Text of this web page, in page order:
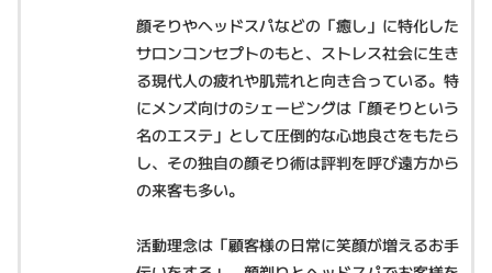
顔そりやヘッドスパなどの「癒し」に特化した
サロンコンセプトのもと、ストレス社会に生き
る現代人の疲れや肌荒れと向き合っている。特
にメンズ向けのシェービングは「顔そりという
名のエステ」として圧倒的な心地良さをもたら
し、その独自の顔そり術は評判を呼び遠方から
の来客も多い。
活動理念は「顧客様の日常に笑顔が増えるお手